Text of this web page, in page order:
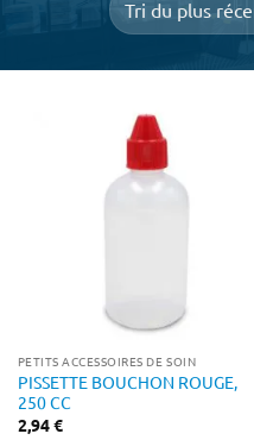
PETITS ACCESSOIRES DE SOIN
PISSETTE BOUCHON ROUGE,
250 CC
2,94€